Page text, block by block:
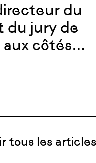
du
du jury de
côtés
tous les articles